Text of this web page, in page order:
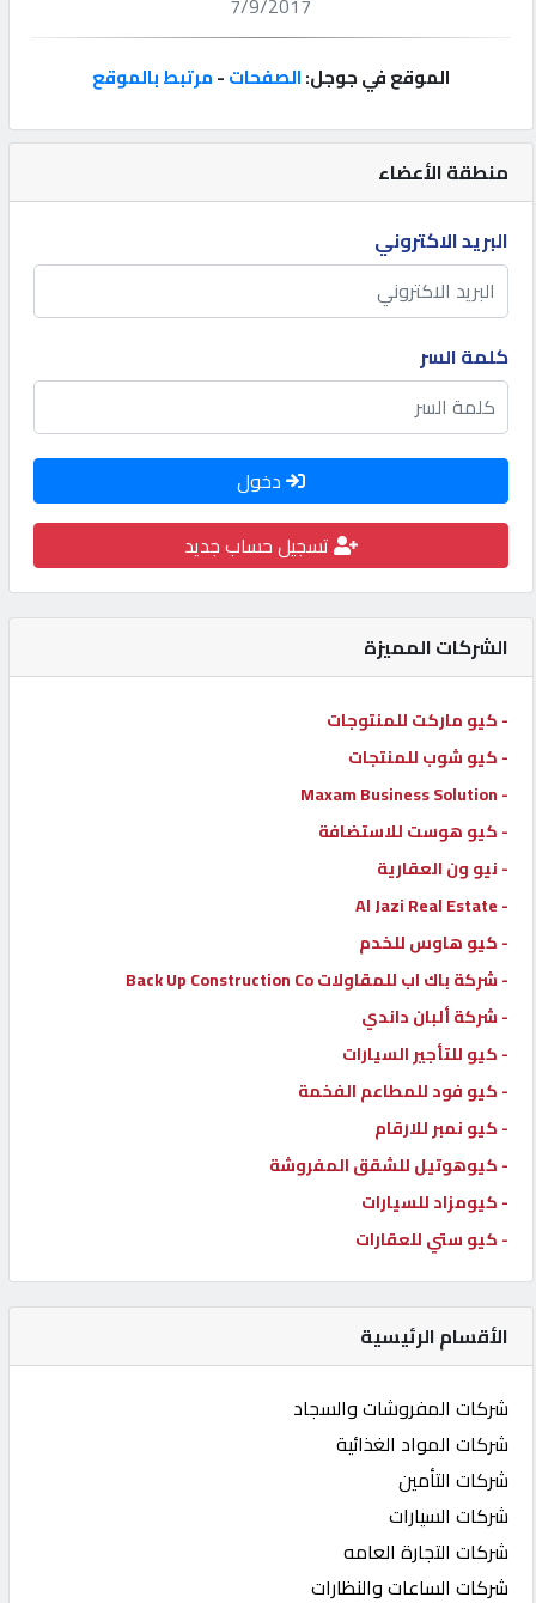
إتصل
إعلانات
المنتدى
كيو
مزاد
كيو
كيو
كارز
كيو
ماركت
الدليل
القطري
POWERED
QHOST
منطقة الأعضاء
البريد الاكتروني
كلمة السر
دخول
تسجيل حساب جديد
الشركات المميزة
- كيو ماركت للمنتوجات
- كيو شوب للمنتجات
- Maxam Business Solution
- كيو هوست للاستضافة
- نيو ون العقارية
- Al Jazi Real Estate
- كيو هاوس للخدم
- شركة باك اب للمقاولات Back Up Construction Co
- شركة ألبان داندي
- كيو للتأجير السيارات
- كيو فود للمطاعم الفخمة
- كيو نمبر للارقام
- كيوهوتيل للشقق المفروشة
- كيومزاد للسيارات
- كيو ستي للعقارات
الأقسام الرئيسية
شركات المفروشات والسجاد
شركات المواد الغذائية
شركات التأمين
شركات السيارات
شركات التجارة العامه
شركات الساعات والنظارات
الموقع في جوجل:الصفحات-مرتبط بالموقع